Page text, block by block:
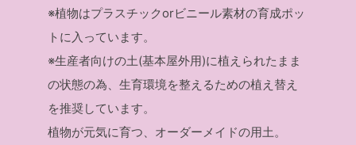
※植物はプラスチックorビニール素材の育成ポッ
トに入っています。
※生産者向けの土(基本屋外用)に植えられたまま
の状態の為、生育環境を整えるための植え替え
を推奨しています。
植物が元気に育つ、オーダーメイドの用土。